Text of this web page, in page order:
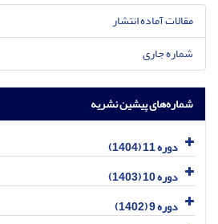
مقالات آماده انتشار
شماره جاری
شماره‌های پیشین نشریه
دوره 11 (1404)
دوره 10 (1403)
دوره 9 (1402)